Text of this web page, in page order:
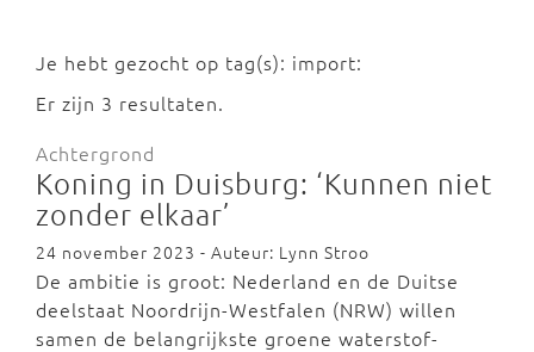
Je hebt gezocht op tag(s): import:
Er zijn 3 resultaten.
Achtergrond
Koning in Duisburg: ‘Kunnen niet
zonder elkaar’
24 november 2023 - Auteur: Lynn Stroo
De ambitie is groot: Nederland en de Duitse
deelstaat Noordrijn-Westfalen (NRW) willen
samen de belangrijkste groene waterstof-